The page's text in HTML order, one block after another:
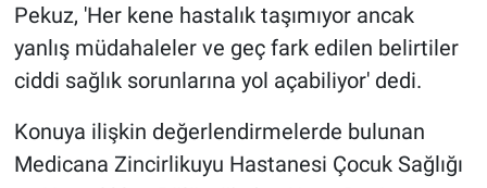
Pekuz, 'Her kene hastalık taşımıyor ancak
yanlış müdahaleler ve geç fark edilen belirtiler
ciddi sağlık sorunlarına yol açabiliyor' dedi.
Konuya ilişkin değerlendirmelerde bulunan
Medicana Zincirlikuyu Hastanesi Çocuk Sağlığı
Haber
İlan
Kimdir